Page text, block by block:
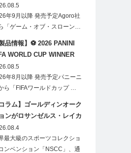
BLIND BOX
年9月以降 発売予定Agoro社
「ゲーム・オブ・スローン…
製品情報】⚽ 2026 PANINI
WORLD CUP WINNER
POSTER
年8月以降 発売予定パニーニ
ら「FIFAワールドカップ …
コラム】ゴールディンオーク
ンがロサンゼルス・レイカ
のオフィシャルオークショ
ポンサーに！
最大級のスポーツコレクショ
ンベンション「NSCC」、通